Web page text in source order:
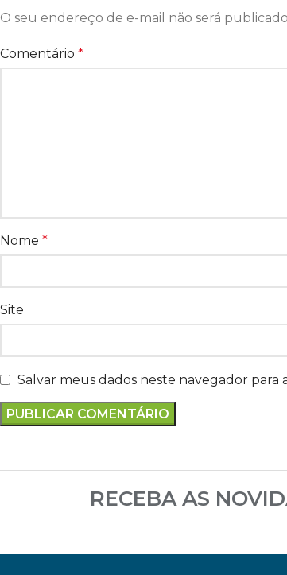
O seu endereço de e-mail não será
Comentário *
Nome *
Site
Salvar meus dados neste navegador
RECEBA AS